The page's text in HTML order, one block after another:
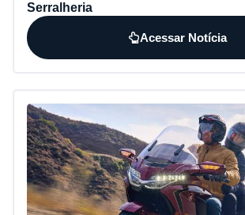
Serralheria
Acessar Notícia